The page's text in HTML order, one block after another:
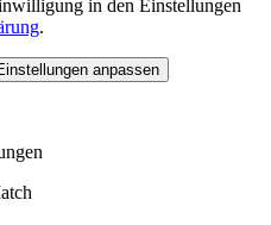
in den Einstellungen
.
anpassen